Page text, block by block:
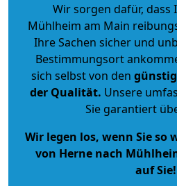
Wir sorgen dafür, dass
Mühlheim am Main
Ihre Sachen sicher und
Bestimmungsort
sich selbst von den
der Qualität. Unsere
Sie garantiert
Wir legen los, wenn Sie so
von Herne nach
auf Sie!